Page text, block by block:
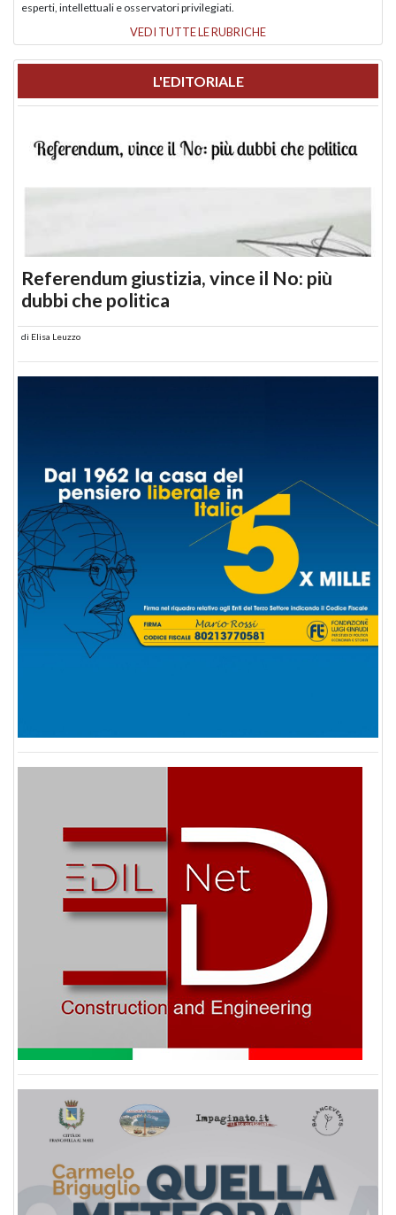
esperti, intellettuali e osservatori privilegiati.
VEDI TUTTE LE RUBRICHE
L'EDITORIALE
Referendum giustizia, vince il No: più
dubbi che politica
di Elisa Leuzzo